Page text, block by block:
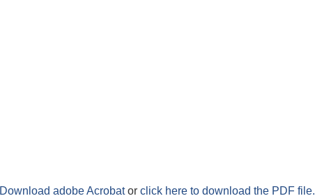
Download adobe Acrobator click here to download the PDF file.